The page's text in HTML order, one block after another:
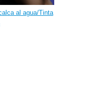
al agua/Tinta